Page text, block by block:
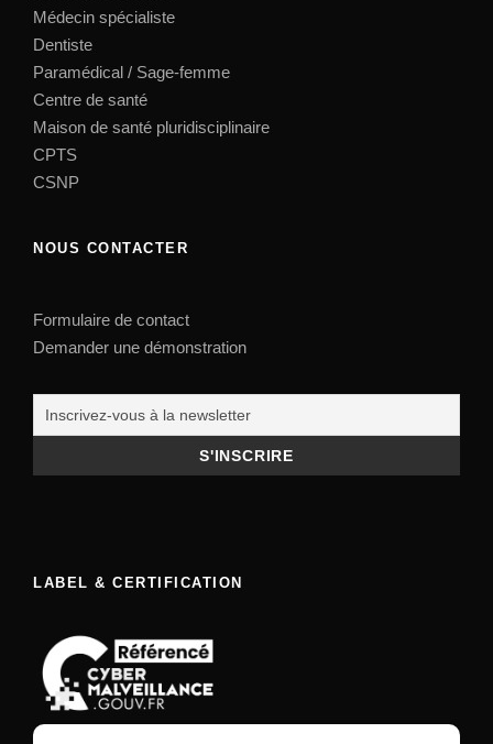
Médecin spécialiste
Dentiste
Paramédical / Sage-femme
Centre de santé
Maison de santé pluridisciplinaire
CPTS
CSNP
NOUS CONTACTER
Formulaire de contact
Demander une démonstration
LABEL & CERTIFICATION